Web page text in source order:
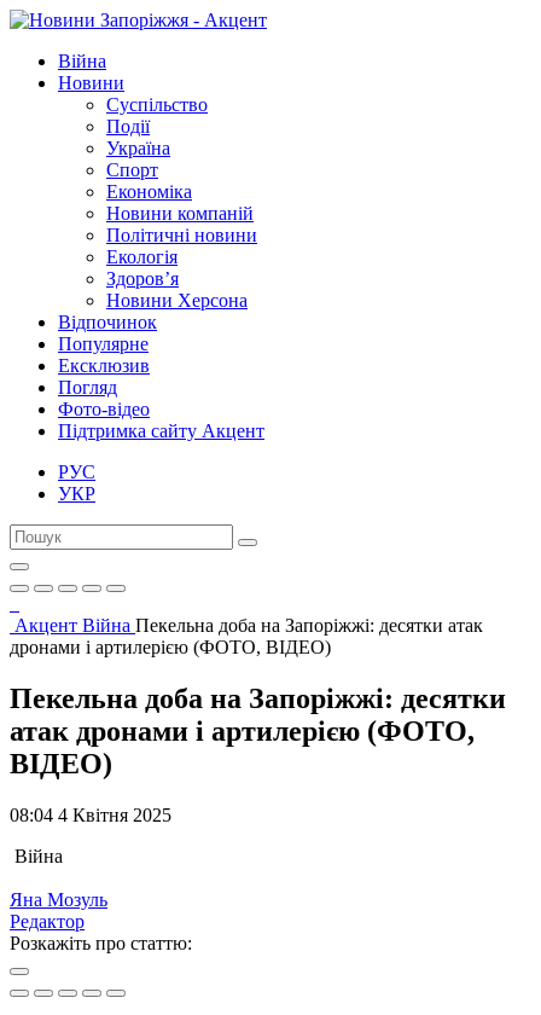
Війна
Новини
Суспільство
Події
Україна
Спорт
Економіка
Новини компаній
Політичні новини
Екологія
Здоров’я
Новини Херсона
Відпочинок
Популярне
Ексклюзив
Погляд
Фото-відео
Підтримка сайту Акцент
РУС
УКР
Акцент Війна Пекельна доба на Запоріжжі: десятки атак
дронами і артилерією (ФОТО, ВІДЕО)
Пекельна доба на Запоріжжі: десятки
атак дронами і артилерією (ФОТО,
ВІДЕО)
08:04 4 Квітня 2025
Війна
Яна Мозуль
Редактор
Розкажіть про статтю: